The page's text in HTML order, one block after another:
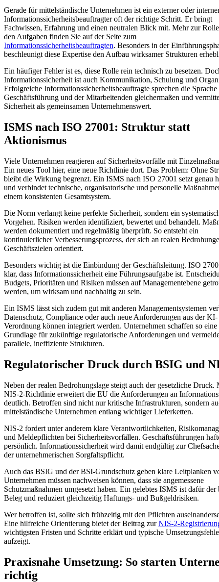
Gerade für mittelständische Unternehmen ist ein externer oder
Informationssicherheitsbeauftragter oft der richtige Schritt. Er bringt
Fachwissen, Erfahrung und einen neutralen Blick mit. Mehr zur
den Aufgaben finden Sie auf der Seite zum
Informationssicherheitsbeauftragten. Besonders in der
beschleunigt diese Expertise den Aufbau wirksamer Strukturen
Ein häufiger Fehler ist es, diese Rolle rein technisch zu besetzen.
Informationssicherheit ist auch Kommunikation, Schulung und
Erfolgreiche Informationssicherheitsbeauftragte sprechen die Sprache
Geschäftsführung und der Mitarbeitenden gleichermaßen und
Sicherheit als gemeinsamen Unternehmenswert.
ISMS nach ISO 27001: Struktur statt
Aktionismus
Viele Unternehmen reagieren auf Sicherheitsvorfälle mit
Ein neues Tool hier, eine neue Richtlinie dort. Das Problem: Ohne
bleibt die Wirkung begrenzt. Ein ISMS nach ISO 27001 setzt genau
und verbindet technische, organisatorische und personelle
einem konsistenten Gesamtsystem.
Die Norm verlangt keine perfekte Sicherheit, sondern ein
Vorgehen. Risiken werden identifiziert, bewertet und behandelt.
werden dokumentiert und regelmäßig überprüft. So entsteht ein
kontinuierlicher Verbesserungsprozess, der sich an realen
Geschäftszielen orientiert.
Besonders wichtig ist die Einbindung der Geschäftsleitung. ISO
klar, dass Informationssicherheit eine Führungsaufgabe ist.
Budgets, Prioritäten und Risiken müssen auf Managementebene
werden, um wirksam und nachhaltig zu sein.
Ein ISMS lässt sich zudem gut mit anderen Managementsystemen
Datenschutz, Compliance oder auch neue Anforderungen aus der KI-
Verordnung können integriert werden. Unternehmen schaffen so eine
Grundlage für zukünftige regulatorische Anforderungen und
parallele, ineffiziente Strukturen.
Regulatorischer Druck durch BSIG und
Neben der realen Bedrohungslage steigt auch der gesetzliche Druck.
NIS-2-Richtlinie erweitert die EU die Anforderungen an
deutlich. Betroffen sind nicht nur kritische Infrastrukturen, sondern
mittelständische Unternehmen entlang wichtiger Lieferketten.
NIS-2 fordert unter anderem klare Verantwortlichkeiten,
und Meldepflichten bei Sicherheitsvorfällen. Geschäftsführungen
persönlich. Informationssicherheit wird damit endgültig zur
der unternehmerischen Sorgfaltspflicht.
Auch das BSIG und der BSI-Grundschutz geben klare Leitplanken
Unternehmen müssen nachweisen können, dass sie angemessene
Schutzmaßnahmen umgesetzt haben. Ein gelebtes ISMS ist dafür der
Beleg und reduziert gleichzeitig Haftungs- und Bußgeldrisiken.
Wer betroffen ist, sollte sich frühzeitig mit den Pflichten
Eine hilfreiche Orientierung bietet der Beitrag zurNIS-2-
wichtigsten Fristen und Schritte erklärt und typische
aufzeigt.
Praxisnahe Umsetzung: So starten
richtig